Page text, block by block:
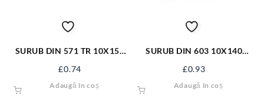
SURUB DIN 571 TR 10X150
£0.74
Adaugă în coș
SURUB DIN 603 10X140
£0.93
Adaugă în coș